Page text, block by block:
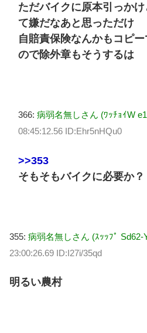
ただバイクに原本引っか
て嫌だなあと思っただけ
自賠責保険なんかもコピ
ので除外章もそうするは
366: 病弱名無しさん (ﾜｯﾁｮｲW
08:45:12.56 ID:Ehr5nHQu0
>>353
そもそもバイクに必要か？
355: 病弱名無しさん (ｽｯｯﾌﾟ Sd62-
23:00:26.69 ID:I27i/35qd
明るい農村